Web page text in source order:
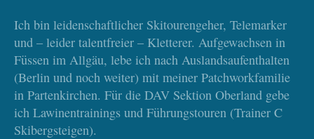
Wie viel kann/darf/soll das Kind selbst schleppen? Wir
haben als Skitourengeher ja viel dabei…
Das Kleinkind am besten gar nichts. Ab circa acht Jahren kann
das Kind in einem eigenen Rucksack vielleicht die
Reservehandschuhe tragen – aber das wirkliche Gewicht
Ich bin leidenschaftlicher Skitourengeher, Telemarker
und – leider talentfreier – Kletterer. Aufgewachsen in
Füssen im Allgäu, lebe ich nach Auslandsaufenthalten
(Berlin und noch weiter) mit meiner Patchworkfamilie
in Partenkirchen. Für die DAV Sektion Oberland gebe
ich Lawinentrainings und Führungstouren (Trainer C
Skibergsteigen).